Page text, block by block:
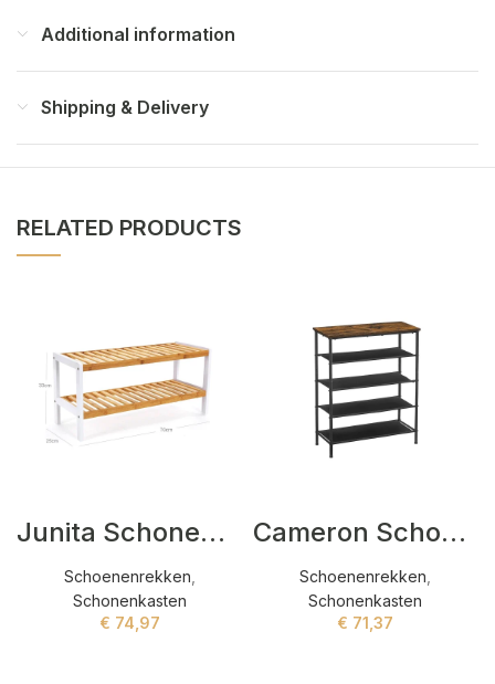
Additional information
Shipping & Delivery
RELATED PRODUCTS
Junita Schonenkasten Beige,Wit
Schoenenrekken,
Schonenkasten
€ 74,97
Cameron Schonenkasten Bruin,Zwart
Schoenenrekken,
Schonenkasten
€ 71,37